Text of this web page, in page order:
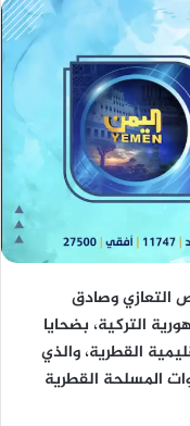
التعازي وصادق
التركية، بضحايا
القطرية، والذي
المسلحة القطرية